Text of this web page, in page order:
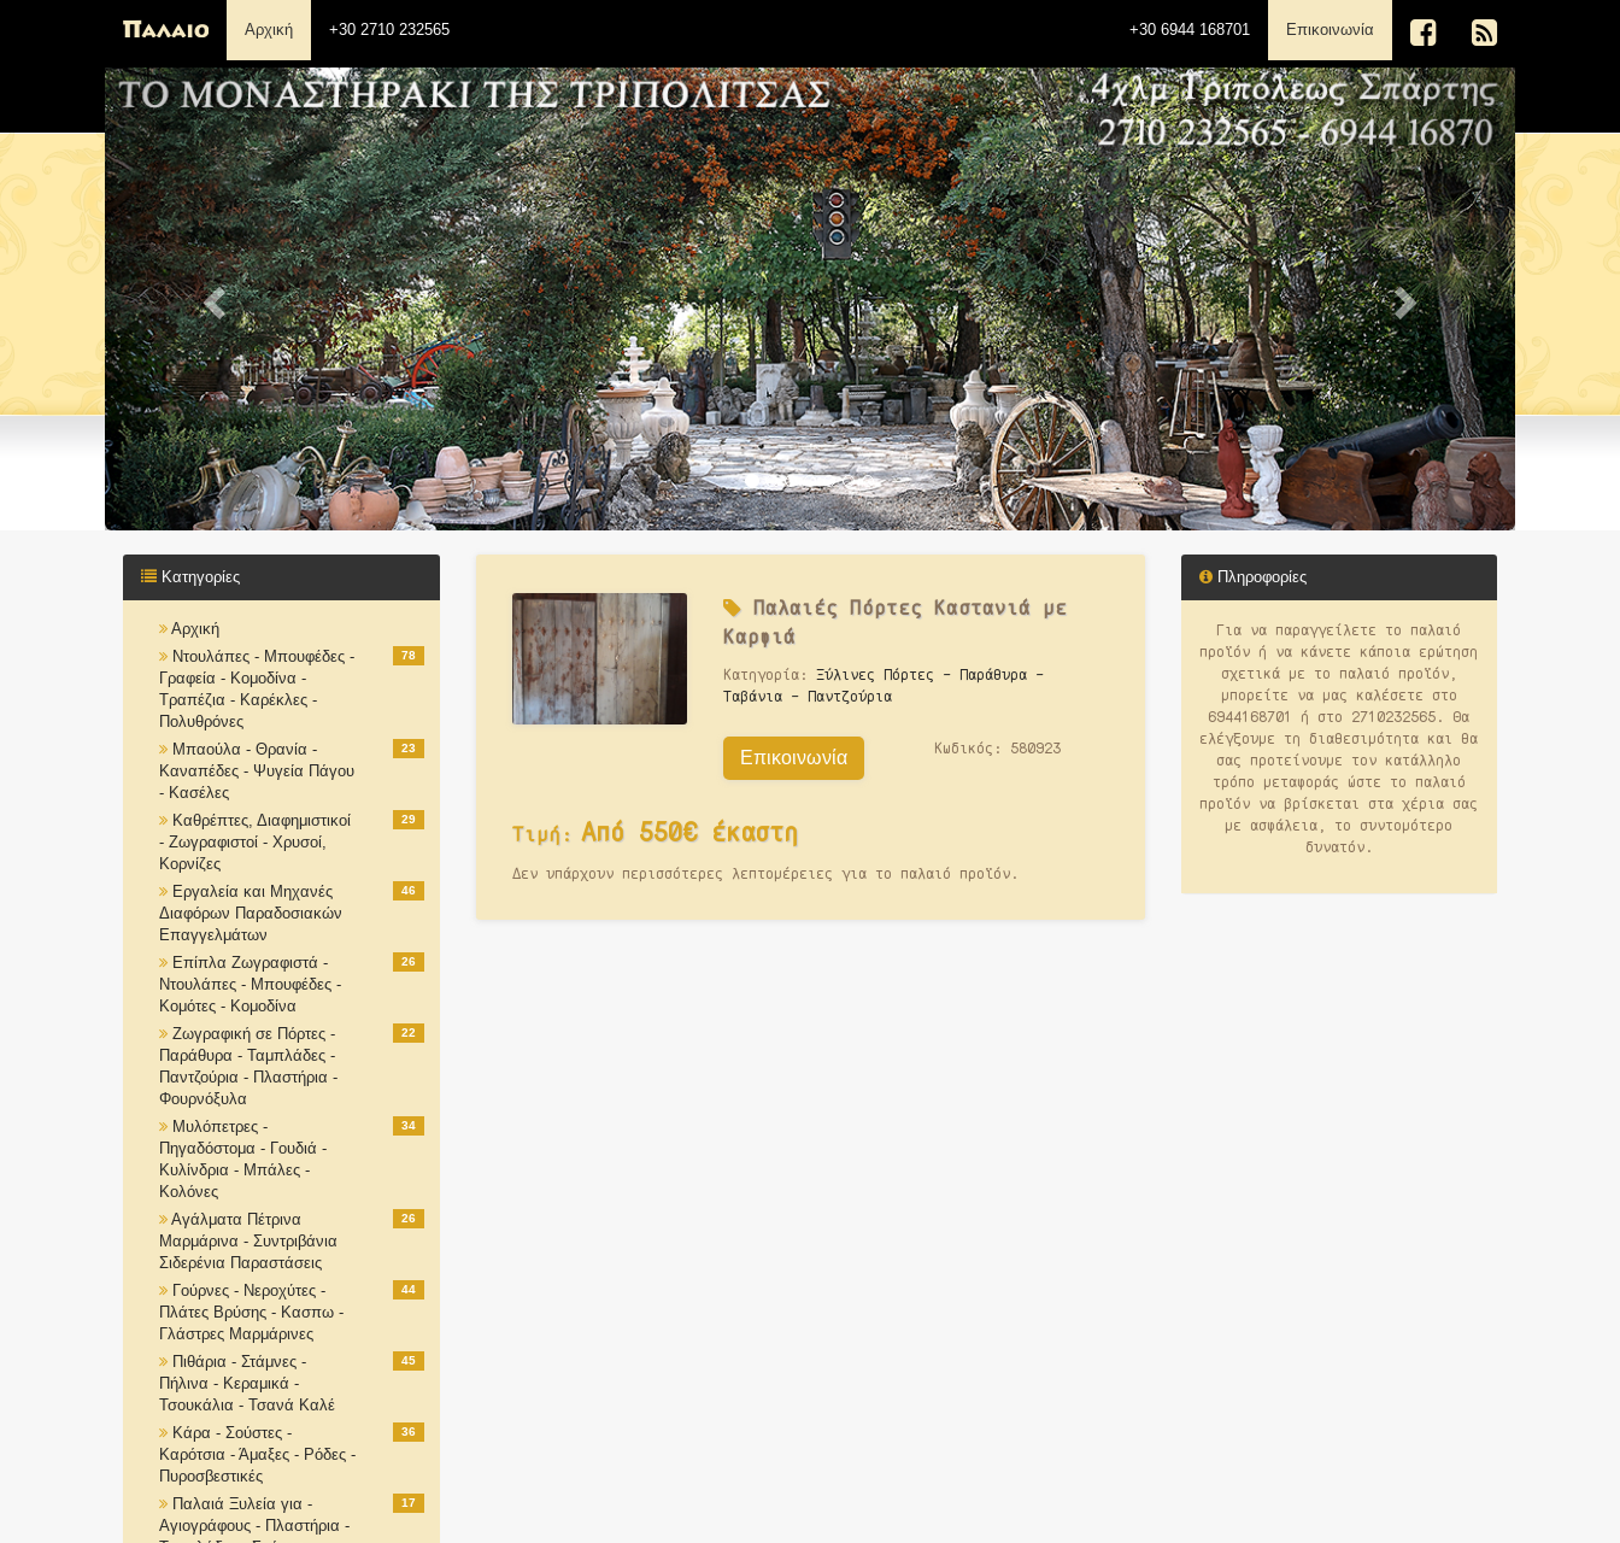
Αρχική +30 2710 232565 +30 6944 168701 Επικοινωνία (current)
Previous Next
Κατηγορίες
Αρχική
Ντουλάπες - Μπουφέδες -
Γραφεία - Κομοδίνα -
Τραπέζια - Καρέκλες -
Πολυθρόνες
78
Μπαούλα - Θρανία -
Καναπέδες - Ψυγεία Πάγου
- Κασέλες
23
Καθρέπτες, Διαφημιστικοί
- Ζωγραφιστοί - Χρυσοί,
Κορνίζες
29
Εργαλεία και Μηχανές
Διαφόρων Παραδοσιακών
Επαγγελμάτων
46
Επίπλα Ζωγραφιστά -
Ντουλάπες - Μπουφέδες -
Κομότες - Κομοδίνα
26
Ζωγραφική σε Πόρτες -
Παράθυρα - Ταμπλάδες -
Παντζούρια - Πλαστήρια -
Φουρνόξυλα
22
Μυλόπετρες -
Πηγαδόστομα - Γουδιά -
Κυλίνδρια - Μπάλες -
Κολόνες
34
Αγάλματα Πέτρινα
Μαρμάρινα - Συντριβάνια
Σιδερένια Παραστάσεις
26
Γούρνες - Νεροχύτες -
Πλάτες Βρύσης - Κασπω -
Γλάστρες Μαρμάρινες
44
Πιθάρια - Στάμνες -
Πήλινα - Κεραμικά -
Τσουκάλια - Τσανά Καλέ
45
Κάρα - Σούστες -
Καρότσια - Άμαξες - Ρόδες -
Πυροσβεστικές
36
Παλαιά Ξυλεία για -
Αγιογράφους - Πλαστήρια -
17
ΠαλαιέςΠόρτες Καστανιά με
Καρφιά
Κατηγορία: Ξύλινες Πόρτες - Παράθυρα -
Ταβάνια - Παντζούρια
Κωδικός: 580923
Επικοινωνία
Τιμή: Από 550€ έκαστη
Δεν υπάρχουν περισσότερες λεπτομέρειες για το παλαιό προϊόν.
Πληροφορίες
Για να παραγγείλετε το παλαιό
προϊόν ή να κάνετε κάποια ερώτηση
σχετικά με το παλαιό προϊόν,
μπορείτε να μας καλέσετε στο
6944168701 ή στο 2710232565. Θα
ελέγξουμε τη διαθεσιμότητα και θα
σας προτείνουμε τον κατάλληλο
τρόπο μεταφοράς ώστε το παλαιό
προϊόν να βρίσκεται στα χέρια σας
με ασφάλεια, το συντομότερο
δυνατόν.